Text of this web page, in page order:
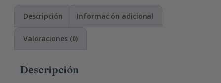
Descripción Información adicional
Valoraciones (0)
Descripción